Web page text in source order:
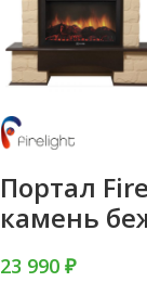
Портал
камень
23 990 ₽